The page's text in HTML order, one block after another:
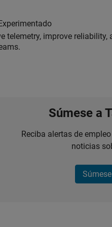
telemetry, improve
Súmese a
Reciba alertas de
noticias